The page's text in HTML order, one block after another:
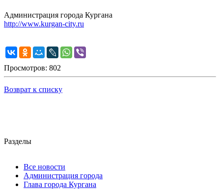
Администрация города Кургана
http://www.kurgan-city.ru
Просмотров: 802
Возврат к списку
Разделы
Все новости
Администрация города
Глава города Кургана